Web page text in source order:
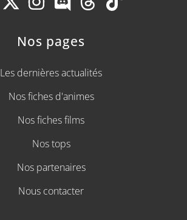
Nos pages
Les dernières actualités
Nos fiches d'animes
Nos fiches films
Nos tops
Nos partenaires
Nous contacter